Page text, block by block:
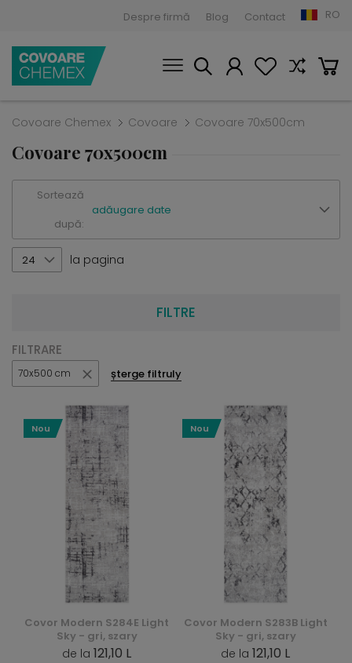
Despre firmă Blog Contact RO
Covoare Chemex Covoare Covoare 70x500cm
Covoare 70x500cm
Sortează
după:
adăugare date
24 la pagina
FILTRE
FILTRARE
70x500 cm șterge filtruly
Covor Modern S284E Light
Sky - gri, szary
de la 121,10 L
Nou
Covor Modern S283B Light
Sky - gri, szary
de la 121,10 L
Nou